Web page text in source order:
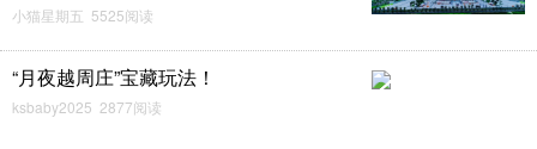
小猫星期五 5525阅读
“月夜越周庄”宝藏玩法！
ksbaby2025 2877阅读